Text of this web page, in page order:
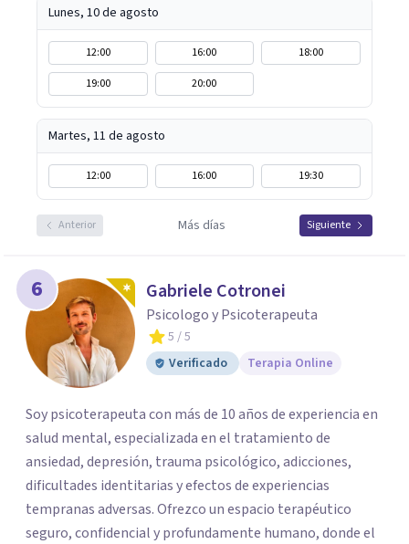
emocional con una mirada práctica sobre tu vida diaria.
Lunes, 10 de agosto
12:00 16:00
18:00
19:00
20:00
Martes, 11 de agosto
12:00 16:00 19:30
Anterior Más días Siguiente
6 Gabriele Cotronei
Psicologo y Psicoterapeuta
5 / 5
Verificado
Terapia Online
Soy psicoterapeuta con más de 10 años de experiencia en
salud mental, especializada en el tratamiento de
ansiedad, depresión, trauma psicológico, adicciones,
dificultades identitarias y efectos de experiencias
tempranas adversas. Ofrezco un espacio terapéutico
seguro, confidencial y profundamente humano, donde el